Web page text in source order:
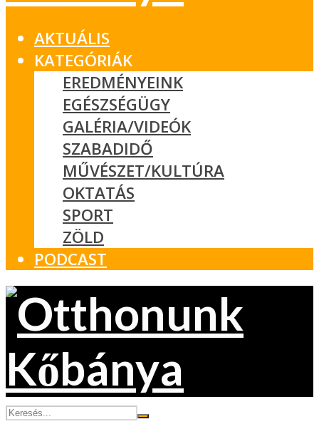
AKTUÁLIS
KATEGÓRIÁK
EREDMÉNYEINK
EGÉSZSÉGÜGY
GALÉRIA/VIDEÓK
SZABADIDŐ
MŰVÉSZET/KULTÚRA
OKTATÁS
SPORT
ZÖLD
PODCAST